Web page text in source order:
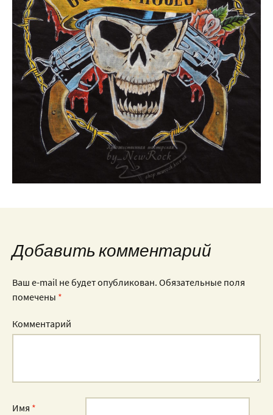
Добавить комментарий
Ваш e-mail не будет опубликован. Обязательные поля
помечены *
Комментарий
Имя *